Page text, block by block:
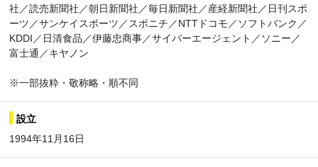
社／読売新聞社／朝日新聞社／毎日新聞社／産経新聞社／日刊スポ
ーツ／サンケイスポーツ／スポニチ／NTTドコモ／ソフトバンク／
KDDI／日清食品／伊藤忠商事／サイバーエージェント／ソニー／
富士通／キヤノン
※一部抜粋・敬称略・順不同
設立
1994年11月16日